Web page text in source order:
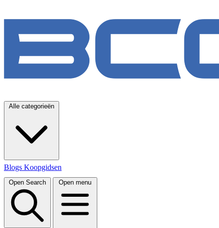
Alle categorieën
Blogs Koopgidsen
Open Search Open menu